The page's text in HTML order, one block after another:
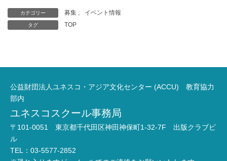
カテゴリー 募集 、 イベント情報
タグ TOP
公益財団法人ユネスコ・アジア文化センター (ACCU) 教育協力
部内
ユネスコスクール事務局
〒101-0051 東京都千代田区神田神保町1-32-7F 出版クラブビ
ル
TEL：03-5577-2852